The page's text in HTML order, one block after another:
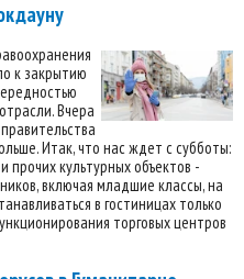
к закрытию
Вчера
Итак, что нас ждет с субботы:
прочих культурных объектов -
включая младшие классы, на
в гостиницах только
торговых центров